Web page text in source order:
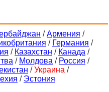
/Армения /
/ Германия /
/ Казахстан / Канада /
/ Молдова / Россия /
/Украина /
/ Эстония